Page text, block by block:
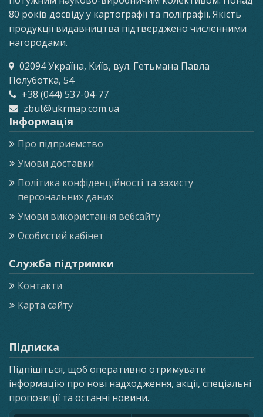
80 років досвіду у картографії та поліграфії. Якість
продукції видавництва підтверджено численними
нагородами.
02094 Україна, Київ, вул. Гетьмана Павла
Полуботка, 54
+38 (044) 537-04-77
zbut@ukrmap.com.ua
Інформація
Про підприємство
Умови доставки
Політика конфіденційності та захисту
персональних даних
Умови використання вебсайту
Особистий кабінет
Служба підтримки
Контакти
Карта сайту
Підписка
Підпішіться, щоб оперативно отримувати
інформацію про нові надходження, акції, спеціальні
пропозиції та останні новини.